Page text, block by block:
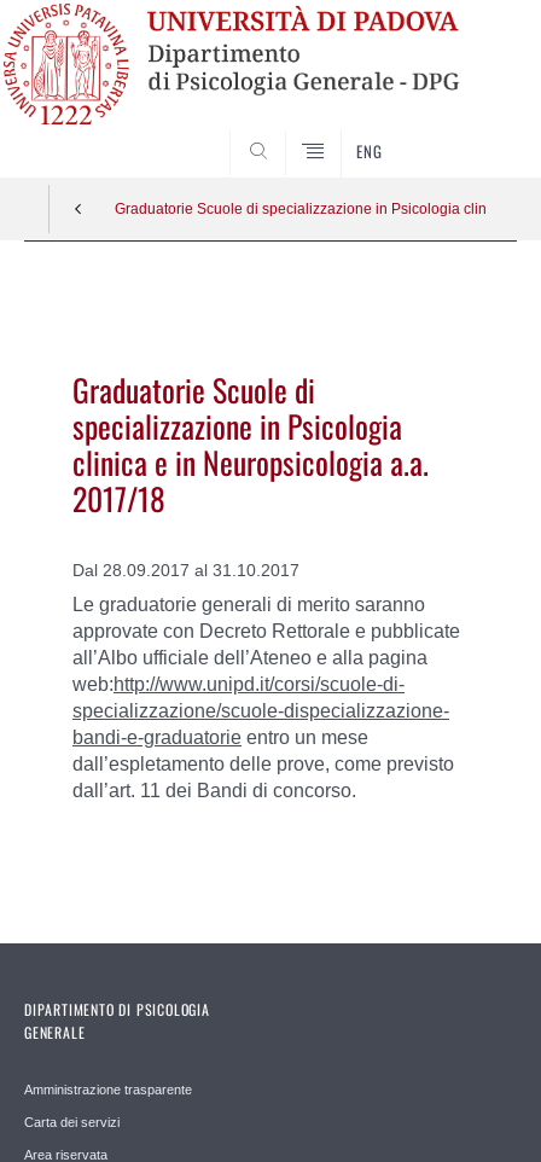
ENG
Graduatorie Scuole di specializzazione in Psicologia clinica e in
Graduatorie Scuole di
specializzazione in Psicologia
clinica e in Neuropsicologia a.a.
2017/18
Dal 28.09.2017 al 31.10.2017
Le graduatorie generali di merito saranno
approvate con Decreto Rettorale e pubblicate
all’Albo ufficiale dell’Ateneo e alla pagina
web:http://www.unipd.it/corsi/scuole-di-
specializzazione/scuole-dispecializzazione-
bandi-e-graduatorie entro un mese
dall’espletamento delle prove, come previsto
dall’art. 11 dei Bandi di concorso.
DIPARTIMENTO DI PSICOLOGIA
GENERALE
Amministrazione trasparente
Carta dei servizi
Area riservata